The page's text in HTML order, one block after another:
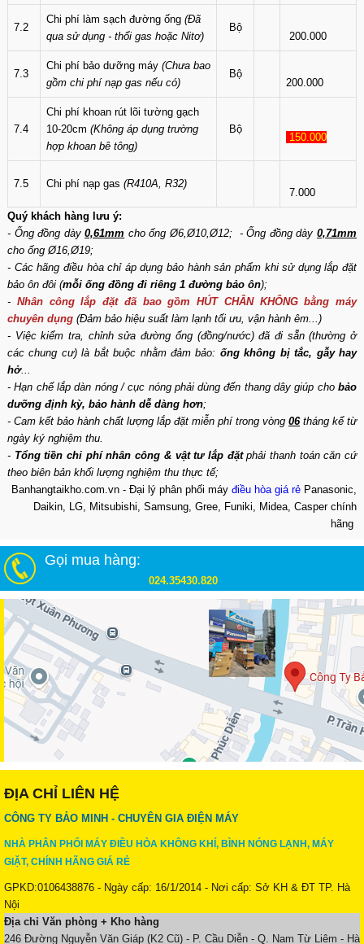
7.2
Chi phí làm sạch đường ống (Đã
qua sử dụng - thổi gas hoặc Nitơ)
Bộ
200.000
7.3
Chi phí bảo dưỡng máy (Chưa bao
gồm chi phí nạp gas nếu có)
Bộ
200.000
7.4
Chi phí khoan rút lõi tường gạch
10-20cm (Không áp dụng trường
hợp khoan bê tông)
Bộ
150.000
7.5 Chi phí nạp gas (R410A, R32)
7.000
Quý khách hàng lưu ý:
- Ống đồng dày0,61mm cho ống Ø6,Ø10,Ø12; - Ống đồng dày0,71mm
cho ống Ø16,Ø19;
- Các hãng điều hòa chỉ áp dụng bảo hành sản phẩm khi sử dụng lắp đặt
bảo ôn đôi (mỗi ống đồng đi riêng 1 đường bảo ôn);
- Nhân công lắp đặt đã bao gồm HÚT CHÂN KHÔNG bằng máy
chuyên dụng (Đảm bảo hiệu suất làm lạnh tối ưu, vận hành êm...)
- Việc kiểm tra, chỉnh sửa đường ống (đồng/nước) đã đi sẵn (thường ở
các chung cư) là bắt buộc nhằm đảm bảo: ống không bị tắc, gẫy hay
hở...
- Hạn chế lắp dàn nóng / cục nóng phải dùng đến thang dây giúp chobảo
dưỡng định kỳ, bảo hành dễ dàng hơn;
- Cam kết bảo hành chất lượng lắp đặt miễn phí trong vòng 06tháng kể từ
ngày ký nghiệm thu.
- Tổng tiền chi phí nhân công & vật tư lắp đặtphải thanh toán căn cứ
theo biên bản khối lượng nghiệm thu thực tế;
Banhangtaikho.com.vn - Đại lý phân phối máy điều hòa giá rẻ Panasonic,
Daikin, LG, Mitsubishi, Samsung, Gree, Funiki, Midea, Casper chính
hãng
Gọi mua hàng:
024.35430.820
ĐỊA CHỈ LIÊN HỆ
CÔNG TY BẢO MINH - CHUYÊN GIA ĐIỆN MÁY
NHÀ PHÂN PHỐI MÁY ĐIỀU HÒA KHÔNG KHÍ, BÌNH NÓNG LẠNH, MÁY
GIẶT, CHÍNH HÃNG GIÁ RẺ
GPKD:0106438876 - Ngày cấp: 16/1/2014 - Nơi cấp: Sở KH & ĐT TP. Hà
Nội
Địa chỉ Văn phòng + Kho hàng
246 Đường Nguyễn Văn Giáp (K2 Cũ) - P. Cầu Diễn - Q. Nam Từ Liêm - Hà